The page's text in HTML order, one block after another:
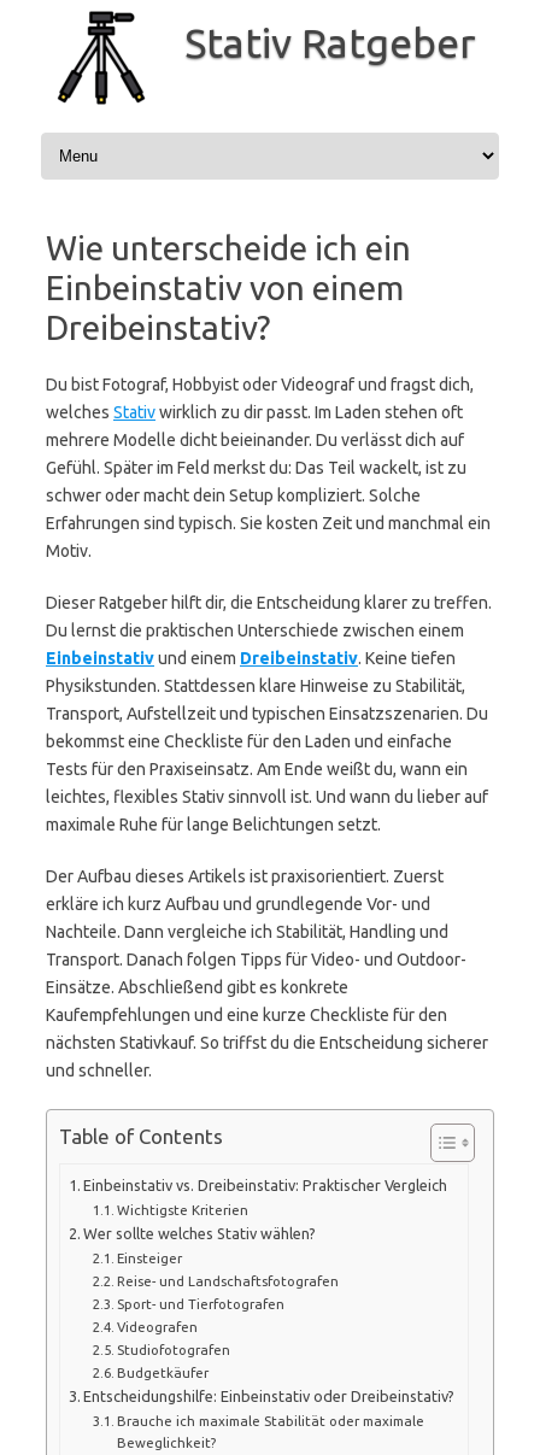
springen
Stativ Ratgeber
Wie unterscheide ich ein
Einbeinstativ von einem
Dreibeinstativ?
Du bist Fotograf, Hobbyist oder Videograf und fragst dich,
welches Stativwirklich zu dir passt. Im Laden stehen oft
mehrere Modelle dicht beieinander. Du verlässt dich auf
Gefühl. Später im Feld merkst du: Das Teil wackelt, ist zu
schwer oder macht dein Setup kompliziert. Solche
Erfahrungen sind typisch. Sie kosten Zeit und manchmal ein
Motiv.
Dieser Ratgeber hilft dir, die Entscheidung klarer zu treffen.
Du lernst die praktischen Unterschiede zwischen einem
Einbeinstativund einem Dreibeinstativ. Keine tiefen
Physikstunden. Stattdessen klare Hinweise zu Stabilität,
Transport, Aufstellzeit und typischen Einsatzszenarien. Du
bekommst eine Checkliste für den Laden und einfache
Tests für den Praxiseinsatz. Am Ende weißt du, wann ein
leichtes, flexibles Stativ sinnvoll ist. Und wann du lieber auf
maximale Ruhe für lange Belichtungen setzt.
Der Aufbau dieses Artikels ist praxisorientiert. Zuerst
erkläre ich kurz Aufbau und grundlegende Vor- und
Nachteile. Dann vergleiche ich Stabilität, Handling und
Transport. Danach folgen Tipps für Video- und Outdoor-
Einsätze. Abschließend gibt es konkrete
Kaufempfehlungen und eine kurze Checkliste für den
nächsten Stativkauf. So triffst du die Entscheidung sicherer
und schneller.
Table of Contents
Einbeinstativ vs. Dreibeinstativ: Praktischer Vergleich
Wichtigste Kriterien
Wer sollte welches Stativ wählen?
Einsteiger
Reise- und Landschaftsfotografen
Sport- und Tierfotografen
Videografen
Studiofotografen
Budgetkäufer
Entscheidungshilfe: Einbeinstativ oder Dreibeinstativ?
Brauche ich maximale Stabilität oder maximale
Beweglichkeit?